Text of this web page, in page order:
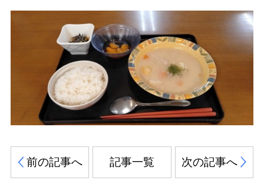
前の記事へ 次の記事へ
記事一覧